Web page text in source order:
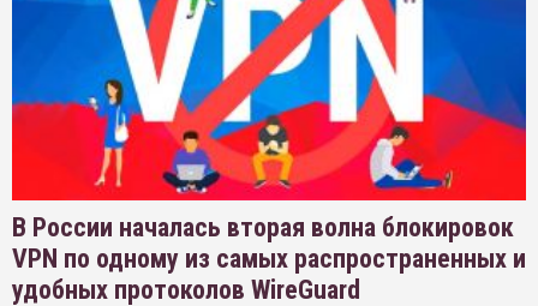
В России началась вторая волна блокировок
VPN по одному из самых распространенных и
удобных протоколов WireGuard